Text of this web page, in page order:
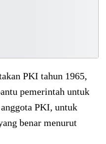
PKI tahun 1965,
pemerintah untuk
PKI, untuk
benar menurut